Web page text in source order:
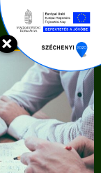
Kapcsolat
×